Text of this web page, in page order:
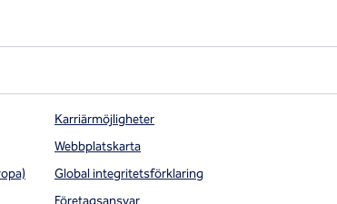
Karriärmöjligheter
Webbplatskarta
Global integritetsförklaring
Företagsansvar